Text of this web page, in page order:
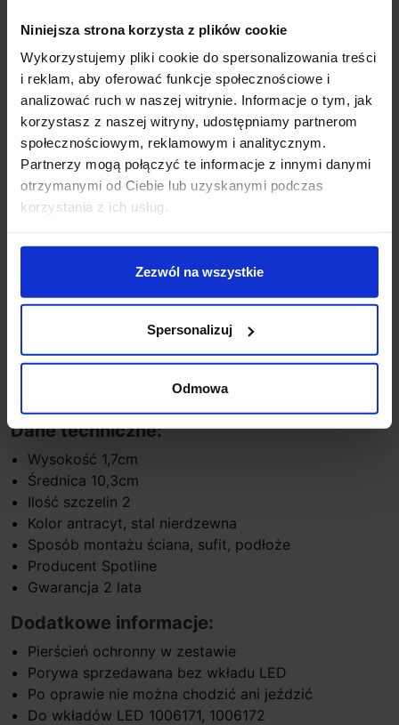
Niniejsza strona korzysta z plików cookie
Wykorzystujemy pliki cookie do spersonalizowania treści
i reklam, aby oferować funkcje społecznościowe i
analizować ruch w naszej witrynie. Informacje o tym, jak
korzystasz z naszej witryny, udostępniamy partnerom
społecznościowym, reklamowym i analitycznym.
Partnerzy mogą połączyć te informacje z innymi danymi
otrzymanymi od Ciebie lub uzyskanymi podczas
korzystania z ich usług.
Zezwól na wszystkie
Spersonalizuj
Odmowa
Koszt dostawy
Zapytaj o produkt
Opis
SLV Small Plot 1006173/4to metalowa osłona z 2
szczelinami wykonana z aluminium w kolorze
uzyskać ciekawy efekt świetlny, przeznaczona jest do
stosowania z wkładami LED Small Plot 1006171,
1006172 i dopiero wtedy tworzy gotową lampę
Dane techniczne:
Wysokość 1,7cm
Średnica 10,3cm
Ilość szczelin 2
Kolor antracyt, stal nierdzewna
Sposób montażu ściana, sufit, podłoże
Producent Spotline
Gwarancja 2 lata
Dodatkowe informacje:
Pierścień ochronny w zestawie
Porywa sprzedawana bez wkładu LED
Po oprawie nie można chodzić ani jeździć
Do wkładów LED 1006171, 1006172